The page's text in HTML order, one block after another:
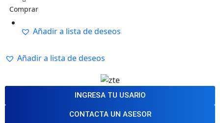
Comprar
Añadir a lista de deseos
Añadir a lista de deseos
INGRESA TU USARIO
CONTACTA UN ASESOR